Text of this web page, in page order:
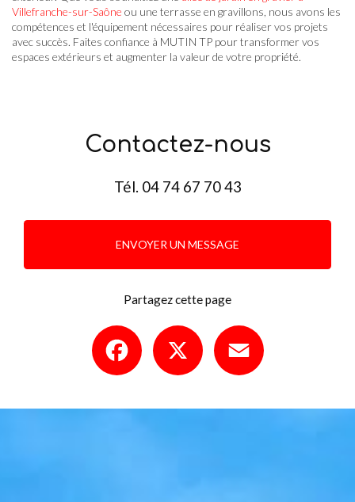
Villefranche-sur-Saône ou une terrasse en gravillons, nous avons les
compétences et l'équipement nécessaires pour réaliser vos projets
avec succès. Faites confiance à MUTIN TP pour transformer vos
espaces extérieurs et augmenter la valeur de votre propriété.
Contactez-nous
Tél. 04 74 67 70 43
ENVOYER UN MESSAGE
Partagez cette page
Facebook